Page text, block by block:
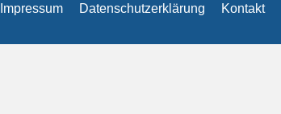
Impressum Datenschutzerklärung Kontakt